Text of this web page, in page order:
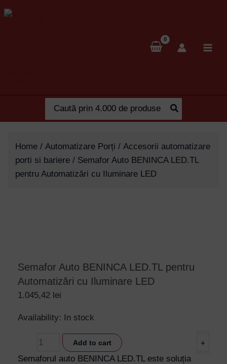
Skip
to
for:
Home / Automatizare Porți / Accesorii automatizare
porti si bariere / Semafor Auto BENINCA LED.TL
pentru Automatizări cu Iluminare LED
Semafor Auto BENINCA LED.TL pentru
Automatizări cu Iluminare LED
1.045,42 lei
Availability: In stock
-
Semafor
BENINCA
LED.TL
+
Add to cart
Semaforul auto BENINCA LED.TL este soluția